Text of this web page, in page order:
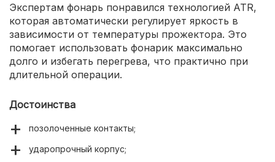
Экспертам фонарь понравился технологией ATR,
которая автоматически регулирует яркость в
зависимости от температуры прожектора. Это
помогает использовать фонарик максимально
долго и избегать перегрева, что практично при
длительной операции.
Достоинства
позолоченные контакты;
ударопрочный корпус;